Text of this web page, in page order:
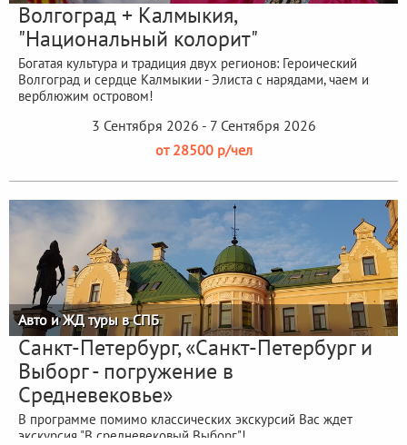
Волгоград + Калмыкия,
"Национальный колорит"
Богатая культура и традиция двух регионов: Героический
Волгоград и сердце Калмыкии - Элиста с нарядами, чаем и
верблюжим островом!
3 Сентября 2026 - 7 Сентября 2026
от 28500 р/чел
Авто и ЖД туры в СПБ
Санкт-Петербург, «Санкт-Петербург и
Выборг - погружение в
Средневековье»
В программе помимо классических экскурсий Вас ждет
экскурсия "В средневековый Выборг"!